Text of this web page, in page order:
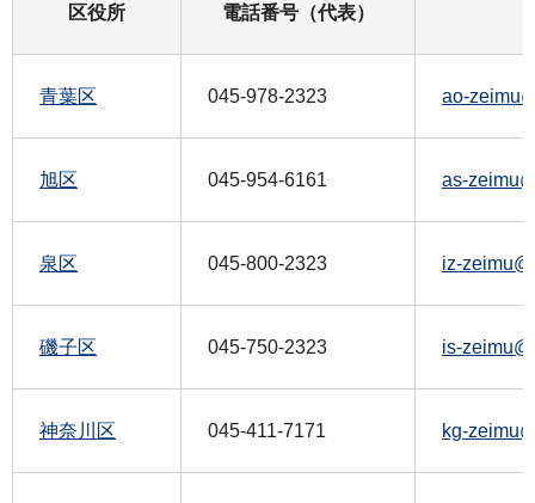
区役所 電話番号（代表）
青葉区 045-978-2323 ao-
旭区 045-954-6161 as-
泉区 045-800-2323 iz-
磯子区 045-750-2323 is-
神奈川区 045-411-7171 kg-